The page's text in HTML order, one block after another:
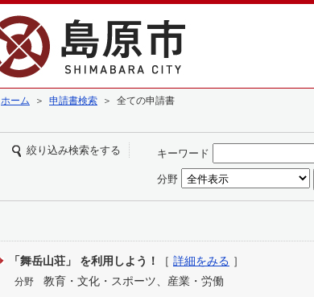
ホーム ＞ 申請書検索 ＞ 全ての申請書
絞り込み検索をする キーワード
分野
「舞岳山荘」 を利用しよう！ ［ 詳細をみる ］
分野 教育・文化・スポーツ、産業・労働